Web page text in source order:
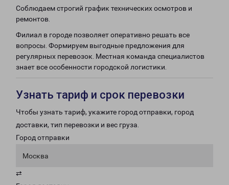
Соблюдаем строгий график технических осмотров и
ремонтов.
Филиал в городе позволяет оперативно решать все
вопросы. Формируем выгодные предложения для
регулярных перевозок. Местная команда специалистов
знает все особенности городской логистики.
Узнать тариф и срок перевозки
Чтобы узнать тариф, укажите город отправки, город
доставки, тип перевозки и вес груза.
Город отправки
Москва
⇄